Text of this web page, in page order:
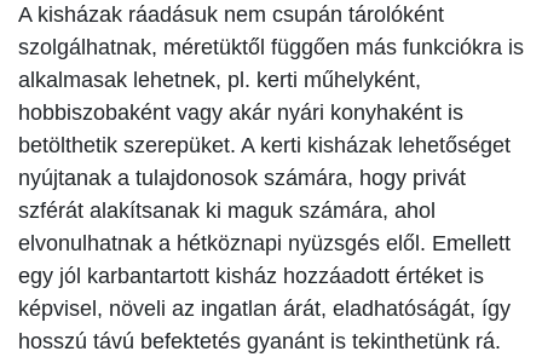
A kisházak ráadásuk nem csupán tárolóként
szolgálhatnak, méretüktől függően más funkciókra is
alkalmasak lehetnek, pl. kerti műhelyként,
hobbiszobaként vagy akár nyári konyhaként is
betölthetik szerepüket. A kerti kisházak lehetőséget
nyújtanak a tulajdonosok számára, hogy privát
szférát alakítsanak ki maguk számára, ahol
elvonulhatnak a hétköznapi nyüzsgés elől. Emellett
egy jól karbantartott kisház hozzáadott értéket is
képvisel, növeli az ingatlan árát, eladhatóságát, így
hosszú távú befektetés gyanánt is tekinthetünk rá.